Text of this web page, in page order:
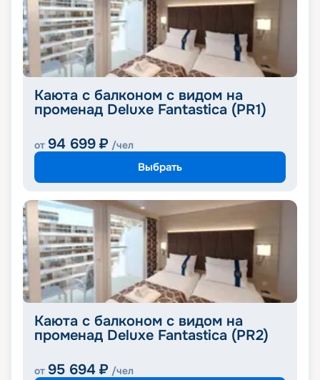
Каюта с балконом с видом на
променад Deluxe Fantastica (PR1)
от 94 699 ₽ /чел
Выбрать
Каюта с балконом с видом на
променад Deluxe Fantastica (PR2)
от 95 694 ₽ /чел